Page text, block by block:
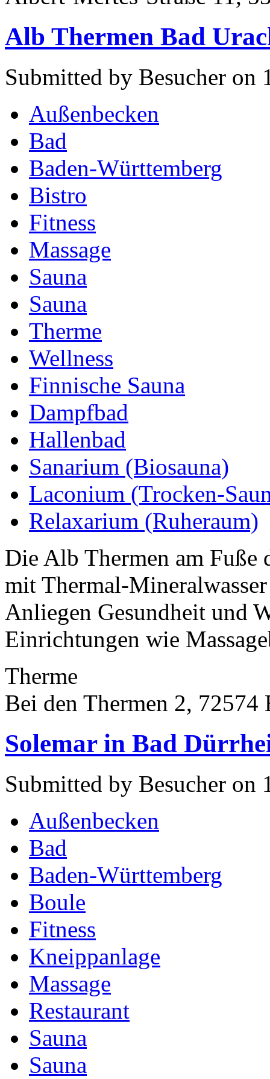
Alb Thermen Bad
Submitted by Besucher on
Außenbecken
Bad
Baden-Württemberg
Bistro
Fitness
Massage
Sauna
Sauna
Therme
Wellness
Finnische Sauna
Dampfbad
Hallenbad
Sanarium (Biosauna)
Laconium (Trocken-
Relaxarium (Ruheraum)
Die Alb Thermen am Fuße
mit Thermal-
Anliegen Gesundheit und
Einrichtungen wie
Therme
Bei den Thermen 2, 72574
Solemar in Bad
Submitted by Besucher on
Außenbecken
Bad
Baden-Württemberg
Boule
Fitness
Kneippanlage
Massage
Restaurant
Sauna
Sauna